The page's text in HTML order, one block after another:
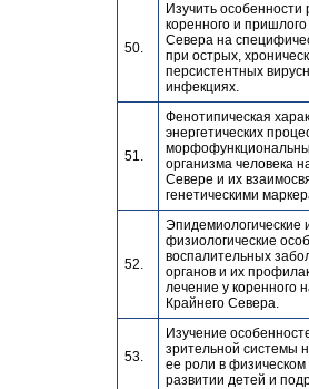
50.
Изучить особенности
коренного и
Севера на
при острых,
персистентных
инфекциях.
51.
Фенотипическая
энергетических
организма человека
Севере и их
генетическими
52.
Эпидемиологические
физиологические
воспалительных
органов и их
лечение у коренного
Крайнего Севера.
53.
Изучение
зрительной системы
ее роли в физическом
развитии детей и